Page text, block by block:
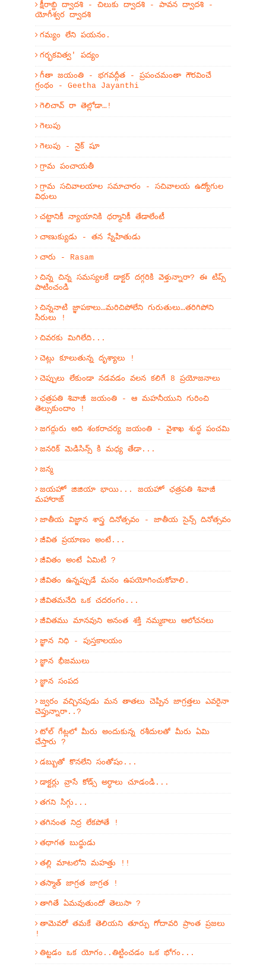
క్షీరాబ్ది ద్వాదశి - చిలుకు ద్వాదశి - పావన ద్వాదశి -
యోగీశ్వర ద్వాదశి
గమ్యం లేని పయనం.
గర్భకవిత్వ' పద్యం
గీతా జయంతి - భగవద్గీత - ప్రపంచమంతా గౌరవించే
గ్రంథం - Geetha Jayanthi
గెలిచావ్ రా తెల్లోడా…!
గెలుపు
గెలుపు - నైక్ షూ
గ్రామ పంచాయతీ
గ్రామ సచివాలయాల సమాచారం - సచివాలయ ఉద్యోగుల
విధులు
చట్టానికీ న్యాయానికి ధర్మానికీ తేడాలేంటీ
చాణుక్యుడు - తన స్నేహితుడు
చారు - Rasam
చిన్న చిన్న సమస్యలకే డాక్టర్ దగ్గరికి వెళ్తున్నారా? ఈ టిప్స్
పాటించండి
చిన్ననాటి జ్ఞాపకాలు…మరిచిపోలేని గురుతులు…తరిగిపోని
సిరులు !
చివరకు మిగిలేది...
చెట్లు కూలుతున్న దృశ్యాలు !
చెప్పులు లేకుండా నడవడం వలన కలిగే 8 ప్రయోజనాలు
ఛత్రపతి శివాజీ జయంతి - ఆ మహనీయుని గురించి
తెల్సుకుందాం !
జగద్గురు ఆది శంకరాచర్య జయంతి - వైశాఖ శుద్ధ పంచమి
జనరిక్ మెడిసిన్స్ కి మధ్య తేడా...
జన్మ
జయహో జిజియా భాయి... జయహో ఛత్రపతి శివాజీ
మహారాజ్
జాతీయ విజ్ఞాన శాస్త్ర దినోత్సవం - జాతీయ సైన్స్ దినోత్సవం
జీవిత ప్రయాణం అంటే...
జీవితం అంటే ఏమిటి ?
జీవితం ఉన్నప్పుడే మనం ఉపయోగించుకోవాలి.
జీవితమనేది ఒక చదరంగం...
జీవితము మానవుని అనంత శక్తి నమ్మకాలు ఆలోచనలు
జ్ఞాన నిధి - పుస్తకాలయం
జ్ఞాన భీజములు
జ్ఞాన సంపద
జ్వరం వచ్చినపుడు మన తాతలు చెప్పిన జాగ్రత్తలు ఎవరైనా
చెప్తున్నారా..?
టోల్ గేట్లలో మీరు అందుకున్న రశీదులతో మీరు ఏమి
చేస్తారు ?
డబ్బుతో కొనలేని సంతోషం...
డాక్టర్లు వ్రాసే కోడ్స్ అర్ధాలు చూడండి...
తగని సిగ్గు...
తగినంత నిద్ర లేకపోతే !
తథాగత బుద్థుడు
తల్లి మాటలోని మహత్తు !!
తస్మాత్ జాగ్రత జాగ్రత !
తాగితే ఏమవుతుందో తెలుసా ?
తామెవరో తమకే తెలియని తూర్పు గోదావరి ప్రాంత ప్రజలు
!
తిట్టడం ఒక యోగం..తిట్టించడం ఒక భోగం...